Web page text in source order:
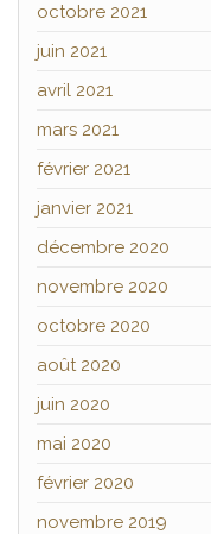
octobre 2021
juin 2021
avril 2021
mars 2021
février 2021
janvier 2021
décembre 2020
novembre 2020
octobre 2020
août 2020
juin 2020
mai 2020
février 2020
novembre 2019